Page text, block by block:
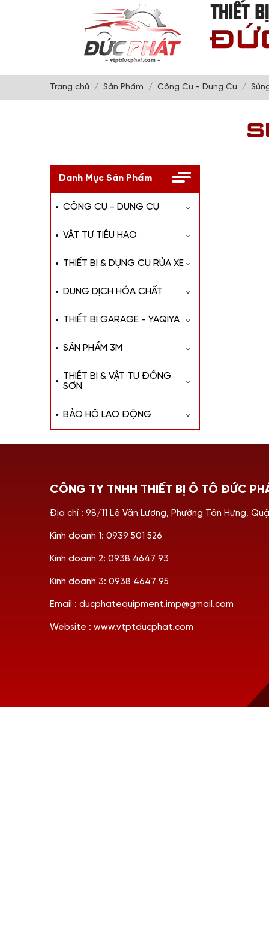
Trang chủ Sản Phẩm Công Cụ - Dụng Cụ
Danh Mục Sản Phẩm
CÔNG CỤ - DỤNG CỤ
VẬT TƯ TIÊU HAO
THIẾT BỊ & DỤNG CỤ RỬA XE
DUNG DỊCH HÓA CHẤT
THIẾT BỊ GARAGE - YAQIYA
SẢN PHẨM 3M
THIẾT BỊ & VẬT TƯ ĐỒNG
SƠN
BẢO HỘ LAO ĐỘNG
CÔNG TY TNHH THIẾT BỊ Ô TÔ ĐỨC
Địa chỉ : 98/11 Lê Văn Lương, Phường Tân Hưng,
Kinh doanh 1: 0939 501 526
Kinh doanh 2: 0938 4647 93
Kinh doanh 3: 0938 4647 95
Email : ducphatequipment.imp@gmail.com
Website : www.vtptducphat.com